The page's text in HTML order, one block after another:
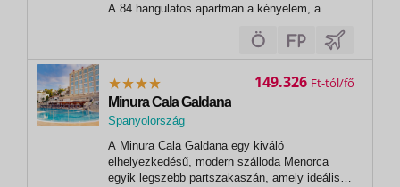
A 84 hangulatos apartman a kényelem, a
tökéletes egyensúlyát kínálja. A gondozott,
zöld kertekre nyíló kilátás, a szabadtéri
Minura Cala Galdana
Spanyolország
A Minura Cala Galdana egy kiváló
elhelyezkedésű, modern szálloda Menorca
egyik legszebb partszakaszán, amely ideális
149.326 Ft